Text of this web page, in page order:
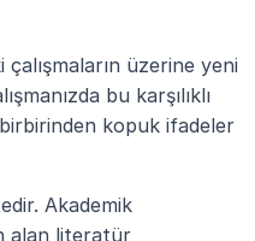
üzerine yeni
bu karşılıklı
kopuk ifadeler
Akademik
alan literatür